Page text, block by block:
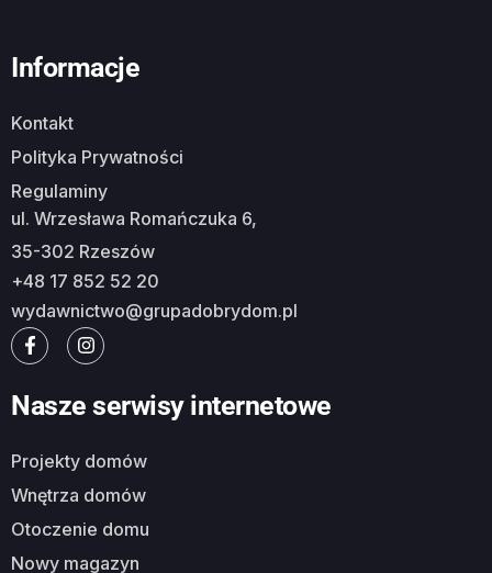
Informacje
Kontakt
Polityka Prywatności
Regulaminy
ul. Wrzesława Romańczuka 6,
35-302 Rzeszów
+48 17 852 52 20
wydawnictwo@grupadobrydom.pl
Nasze serwisy internetowe
Projekty domów
Wnętrza domów
Otoczenie domu
Nowy magazyn